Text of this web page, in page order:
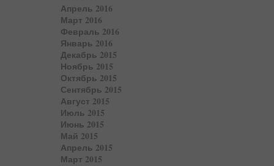
Апрель 2016
Март 2016
Февраль 2016
Январь 2016
Декабрь 2015
Ноябрь 2015
Октябрь 2015
Сентябрь 2015
Август 2015
Июль 2015
Июнь 2015
Май 2015
Апрель 2015
Март 2015